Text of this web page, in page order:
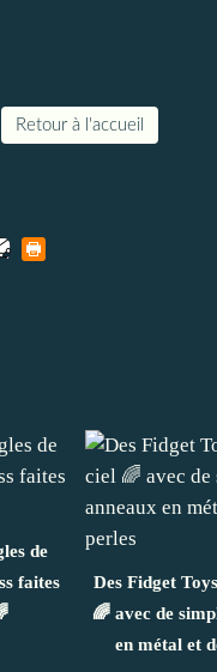
Retour à l'accueil
de
faites
Des Fidget
🌈 avec de
en métal et